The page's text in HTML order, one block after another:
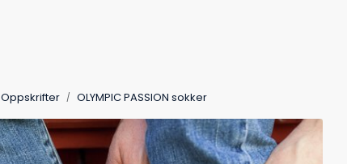
Oppskrifter OLYMPIC PASSION sokker